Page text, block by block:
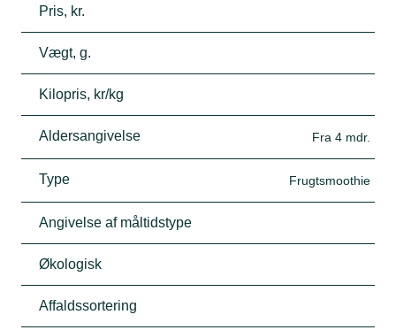
Pris, kr.
Vægt, g.
Kilopris, kr/kg
Aldersangivelse Fra 4 mdr.
Type Frugtsmoothie
Angivelse af måltidstype
Økologisk
Affaldssortering